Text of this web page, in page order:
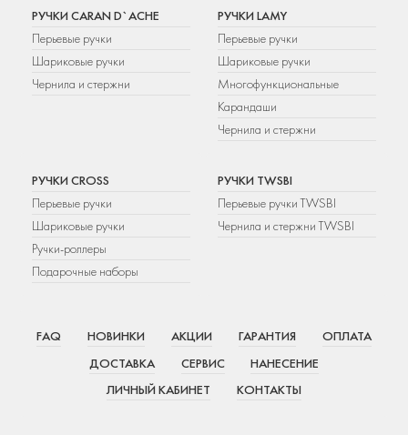
РУЧКИ CARAN D`ACHE
Перьевые ручки
Шариковые ручки
Чернила и стержни
РУЧКИ LAMY
Перьевые ручки
Шариковые ручки
Многофункциональные
Карандаши
Чернила и стержни
РУЧКИ CROSS
Перьевые ручки
Шариковые ручки
Ручки-роллеры
Подарочные наборы
РУЧКИ TWSBI
Перьевые ручки TWSBI
Чернила и стержни TWSBI
FAQ НОВИНКИ АКЦИИ ГАРАНТИЯ
ОПЛАТА
ДОСТАВКА
СЕРВИС
НАНЕСЕНИЕ
ЛИЧНЫЙ КАБИНЕТ
КОНТАКТЫ